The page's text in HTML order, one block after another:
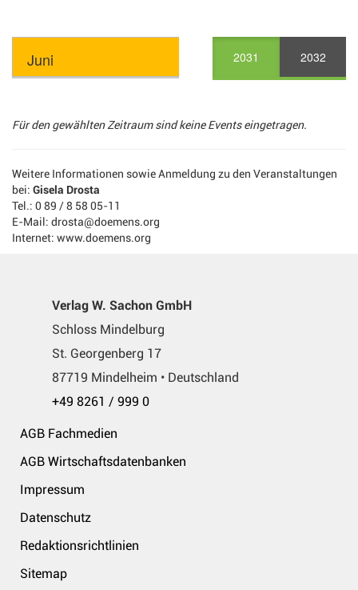
2031 2032
Für den gewählten Zeitraum sind keine Events eingetragen.
Weitere Informationen sowie Anmeldung zu den Veranstaltungen
bei: Gisela Drosta
Tel.: 0 89 / 8 58 05-11
E-Mail: drosta@doemens.org
Internet: www.doemens.org
Verlag W. Sachon GmbH
Schloss Mindelburg
St. Georgenberg 17
87719 Mindelheim • Deutschland
+49 8261 / 999 0
AGB Fachmedien
AGB Wirtschaftsdatenbanken
Impressum
Datenschutz
Redaktionsrichtlinien
Sitemap